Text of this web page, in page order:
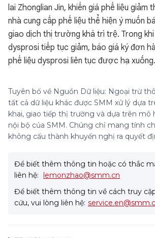
lai Zhonglian Jin, khiến giá phế liệu giảm
nhà cung cấp phế liệu thể hiện ý muốn
giao dịch thị trường khá trì trệ. Trong
dysprosi tiếp tục giảm, báo giá ký đơn
phế liệu dysprosi liên tục được hạ xuống.
Tuyên bố về Nguồn Dữ liệu: Ngoại trừ
tất cả dữ liệu khác được SMM xử lý dựa
khai, giao tiếp thị trường và dựa trên mô
nội bộ của SMM. Chúng chỉ mang tính
không cấu thành khuyến nghị ra quyết
Để biết thêm thông tin hoặc có thắc
liên hệ: lemonzhao@smm.cn
Để biết thêm thông tin về cách truy
cứu, vui lòng liên hệ: